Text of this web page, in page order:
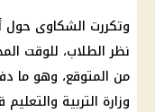
وتكررت الشكاوى حول
نظر الطلاب، للوقت
من المتوقع، وهو ما
وزارة التربية والتعليم